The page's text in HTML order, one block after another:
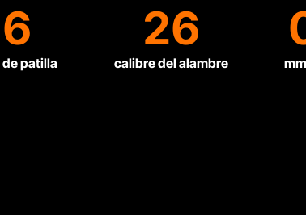
6
de patilla
26
calibre del alambre